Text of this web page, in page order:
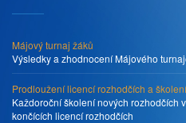
Májový turnaj žáků
Výsledky a zhodnocení Májového
Prodloužení licencí rozhodčích a
Každoroční školení nových rozhodčích
končících licencí rozhodčích